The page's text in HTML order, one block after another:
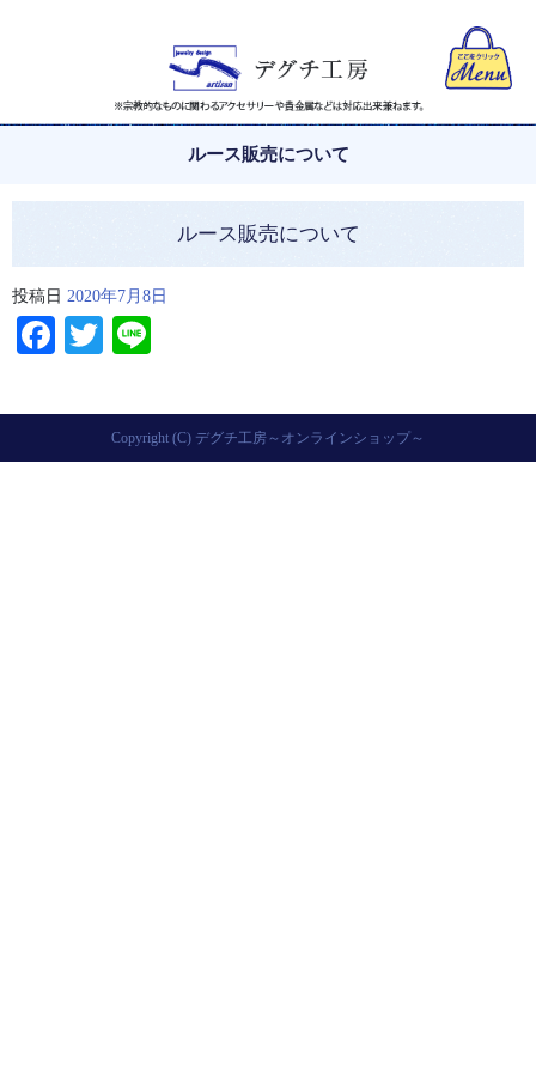
ルース販売について
ルース販売について
投稿日 2020年7月8日
Facebook
Twitter
Copyright (C) デグチ工房～オンラインショップ～